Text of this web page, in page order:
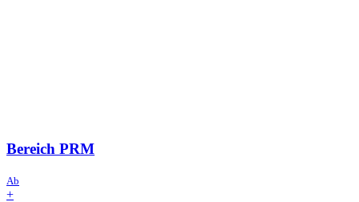
Bereich PRM
Ab
+